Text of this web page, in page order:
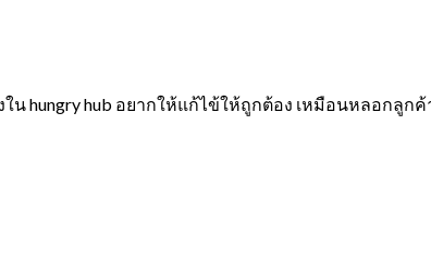
hungry hub อยากให้แก้ไข้ให้ถูกต้อง เหมือนหลอกลูกค้